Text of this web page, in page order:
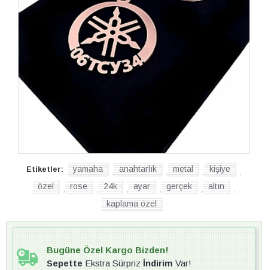
Etiketler: yamaha anahtarlık metal kişiye
özel rose 24k ayar gerçek altın
kaplama özel
Bugüne Özel Kargo Bizden!
SepetteEkstra SürprizİndirimVar!